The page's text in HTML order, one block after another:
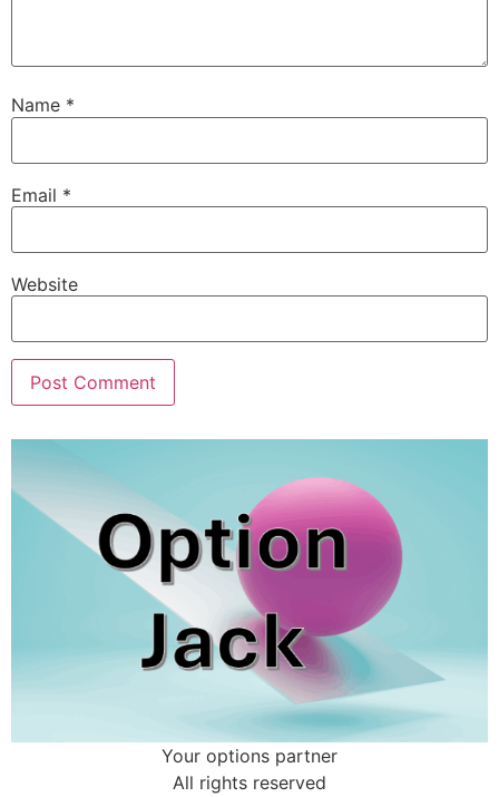
Name *
Email *
Website
Your options partner
All rights reserved